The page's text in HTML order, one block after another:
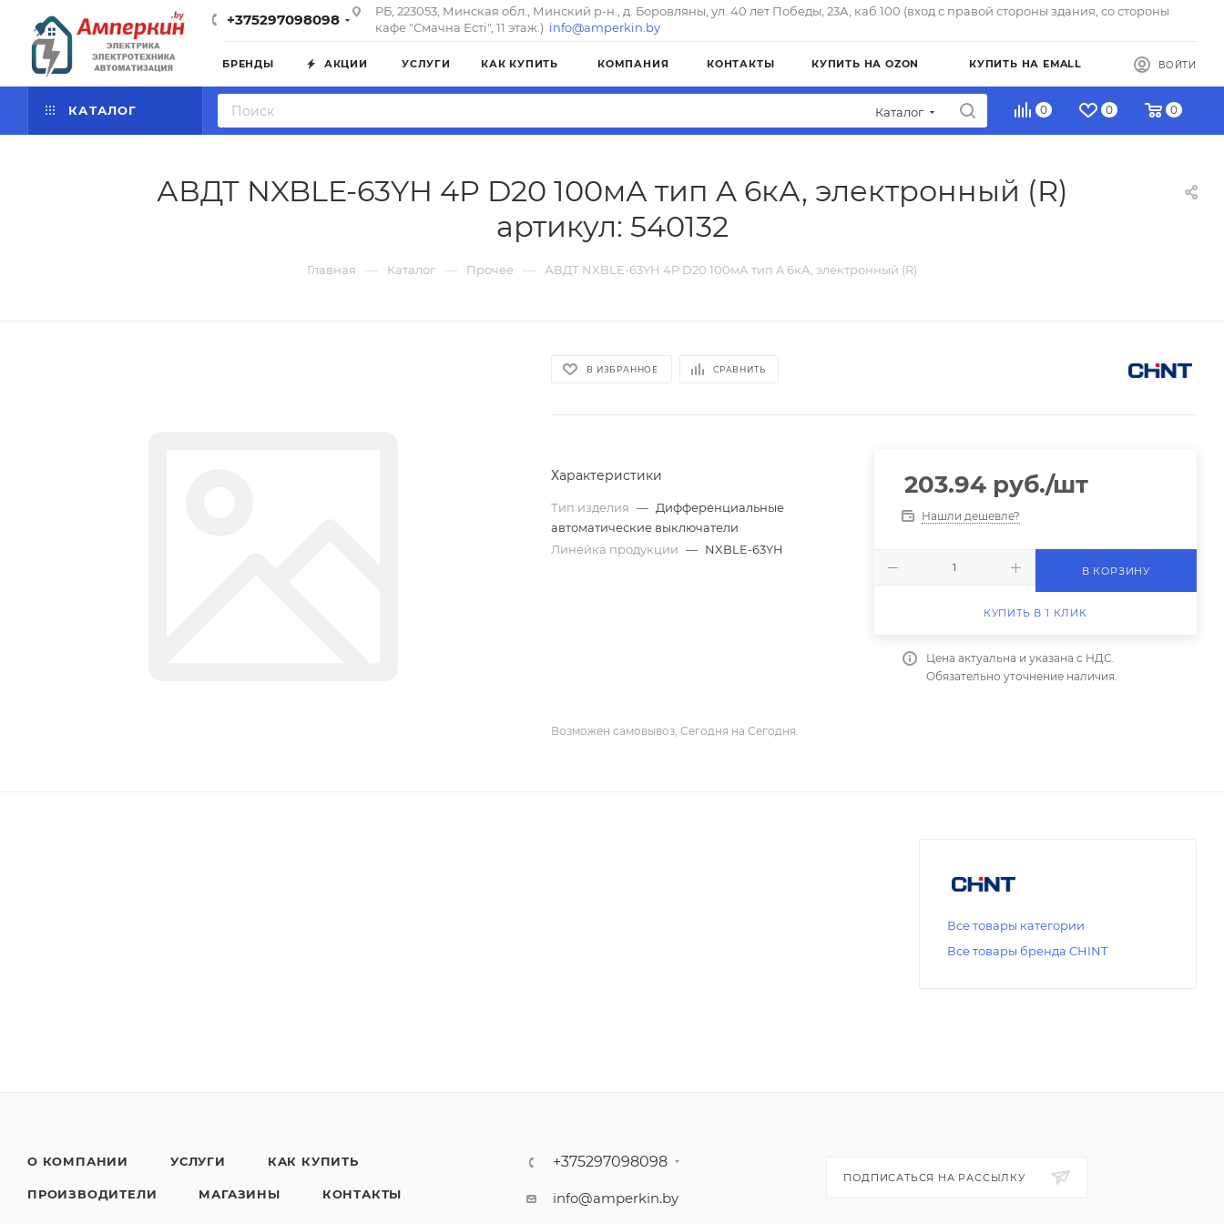
+375297098098
РБ, 223053, Минская обл., Минский р-н., д. Боровляны, ул. 40 лет Победы, 23А, каб.100 (вход с правой стороны здания, со стороны
кафе "Смачна Естi", 11 этаж.) info@amperkin.by
БРЕНДЫ АКЦИИ УСЛУГИ КАК КУПИТЬ КОМПАНИЯ КОНТАКТЫ КУПИТЬ НА OZON КУПИТЬ НА EMALL ВОЙТИ
КАТАЛОГ Каталог 0 0 0
АВДТ NXBLE-63YH 4P D20 100мА тип A 6кА, электронный (R)
артикул: 540132
Главная — Каталог — Прочее — АВДТ NXBLE-63YH 4P D20 100мА тип A 6кА, электронный (R)
В ИЗБРАННОЕ СРАВНИТЬ
Характеристики
Тип изделия — Дифференциальные
автоматические выключатели
Линейка продукции — NXBLE-63YH
203.94руб./шт
Нашли дешевле?
В КОРЗИНУ
КУПИТЬ В 1 КЛИК
Цена актуальна и указана с НДС.
Обязательно уточнение наличия.
Возможен самовывоз, Сегодня на Сегодня.
Все товары категории
Все товары бренда CHINT
О КОМПАНИИ УСЛУГИ КАК КУПИТЬ
ПРОИЗВОДИТЕЛИ МАГАЗИНЫ КОНТАКТЫ
+375297098098
info@amperkin.by
ПОДПИСАТЬСЯ НА РАССЫЛКУ